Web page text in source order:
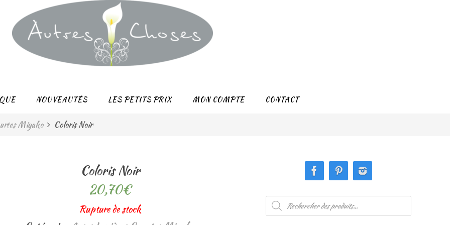
NOUVEAUTÉS LES PETITS PRIX MON COMPTE CONTACT
Miyako Coloris Noir
Coloris Noir
20,70€
Rupture de stock
Recherche
de
produits